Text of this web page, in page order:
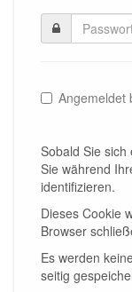
Angemeldet
Sobald Sie
Sie während
identifizieren.
Dieses Cookie
Browser
Es werden
seitig